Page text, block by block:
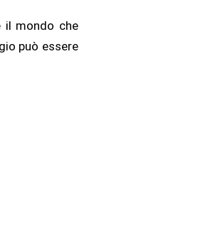
il mondo che
può essere